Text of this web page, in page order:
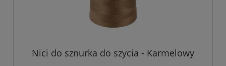
Nici do sznurka do szycia - Karmelowy